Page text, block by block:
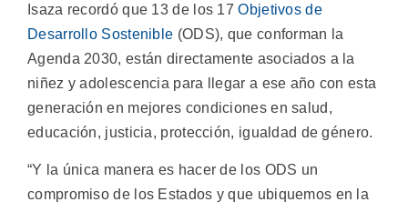
Isaza recordó que 13 de los 17Objetivos de
Desarrollo Sostenible (ODS), que conforman la
Agenda 2030, están directamente asociados a la
niñez y adolescencia para llegar a ese año con esta
generación en mejores condiciones en salud,
educación, justicia, protección, igualdad de género.
“Y la única manera es hacer de los ODS un
compromiso de los Estados y que ubiquemos en la